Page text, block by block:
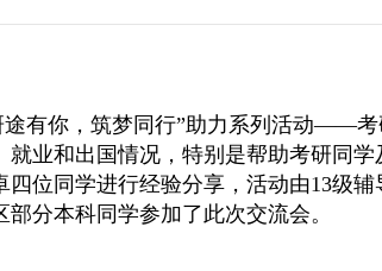
途有你，筑梦同行”助力系列活动——
就业和出国情况，特别是帮助考研同
位同学进行经验分享，活动由13级
分本科同学参加了此次交流会。